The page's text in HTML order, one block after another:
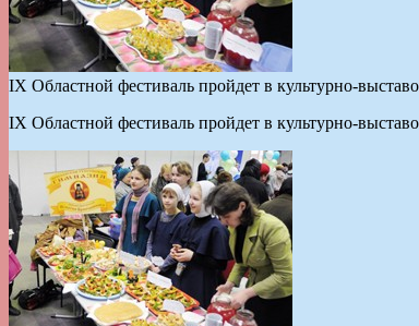
IX Областной фестиваль пройдет в культурно-
IX Областной фестиваль пройдет в культурно-